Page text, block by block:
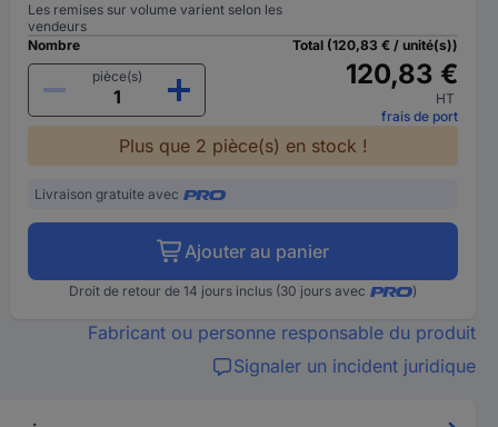
Les remises sur volume varient selon les
vendeurs
Nombre
pièce(s)
Total (120,83 € / unité(s))
120,83 €
HT
frais de port
Plus que 2 pièce(s) en stock !
Livraison gratuite avec
Ajouter au panier
Droit de retour de 14 jours inclus (30 jours avec )
Fabricant ou personne responsable du produit
Signaler un incident juridique